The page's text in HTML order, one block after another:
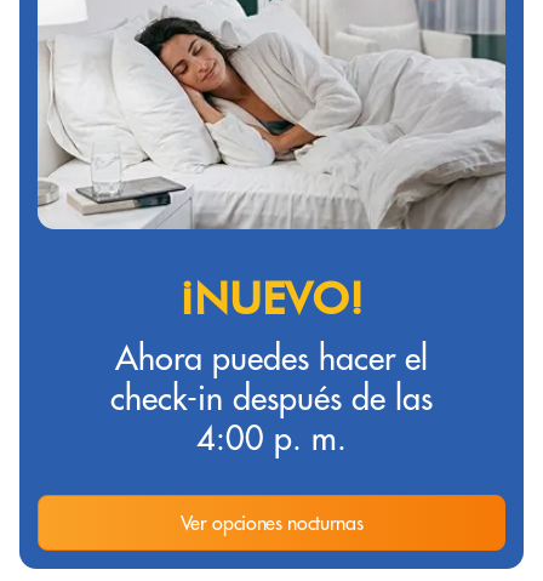
¡NUEVO!
Ahora puedes hacer el
check-in después de las
4:00 p. m.
Ver opciones nocturnas